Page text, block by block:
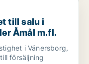
Vänersborg, Trollhättan
till salu i
Åmål m.fl.
i Vänersborg,
försäljning